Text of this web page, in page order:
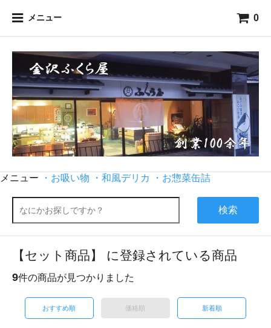
メニュー 0
メニュー ・お吸い物 ・和風デリカ ・お惣菜缶詰
検索
【セット商品】 に登録されている商品
9件の商品が見つかりました
おすすめ順 価格順 新着順